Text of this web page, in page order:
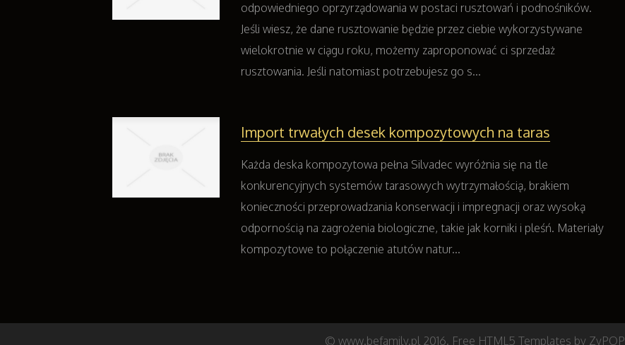
odpowiedniego oprzyrządowania w postaci rusztowań i podnośników.
Jeśli wiesz, że dane rusztowanie będzie przez ciebie wykorzystywane
wielokrotnie w ciągu roku, możemy zaproponować ci sprzedaż
rusztowania. Jeśli natomiast potrzebujesz go s...
Import trwałych desek kompozytowych na taras
Każda deska kompozytowa pełna Silvadec wyróżnia się na tle
konkurencyjnych systemów tarasowych wytrzymałością, brakiem
konieczności przeprowadzania konserwacji i impregnacji oraz wysoką
odpornością na zagrożenia biologiczne, takie jak korniki i pleśń. Materiały
kompozytowe to połączenie atutów natur...
© www.befamily.pl 2016. Free HTML5 Templates by ZyPOP